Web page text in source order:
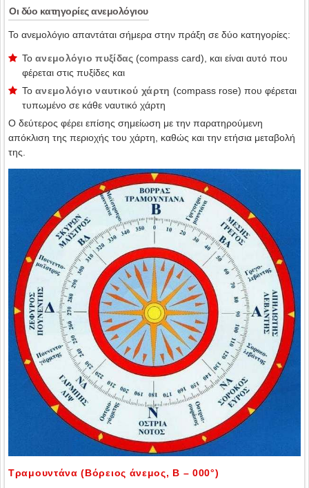
Οι δύο κατηγορίες ανεμολόγιου
Το ανεμολόγιο απαντάται σήμερα στην πράξη σε δύο κατηγορίες:
Το ανεμολόγιο πυξίδας (compass card), και είναι αυτό που
φέρεται στις πυξίδες και
Το ανεμολόγιο ναυτικού χάρτη (compass rose) που φέρεται
τυπωμένο σε κάθε ναυτικό χάρτη
Ο δεύτερος φέρει επίσης σημείωση με την παρατηρούμενη
απόκλιση της περιοχής του χάρτη, καθώς και την ετήσια μεταβολή
της.
Τραμουντάνα (Βόρειος άνεμος, Β – 000°)